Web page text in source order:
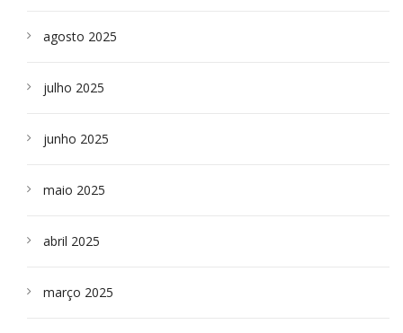
agosto 2025
julho 2025
junho 2025
maio 2025
abril 2025
março 2025